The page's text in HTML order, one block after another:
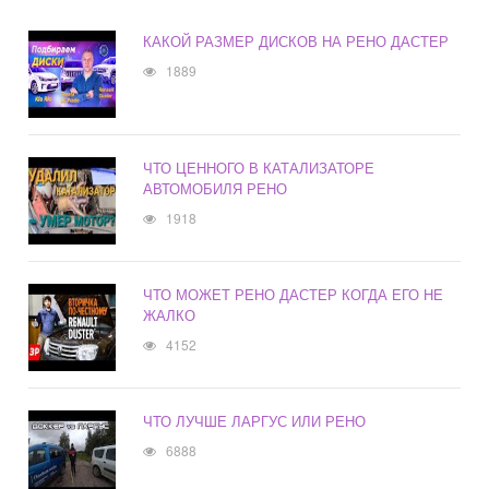
КАКОЙ РАЗМЕР ДИСКОВ НА РЕНО ДАСТЕР
1889
ЧТО ЦЕННОГО В КАТАЛИЗАТОРЕ
АВТОМОБИЛЯ РЕНО
1918
ЧТО МОЖЕТ РЕНО ДАСТЕР КОГДА ЕГО НЕ
ЖАЛКО
4152
ЧТО ЛУЧШЕ ЛАРГУС ИЛИ РЕНО
6888